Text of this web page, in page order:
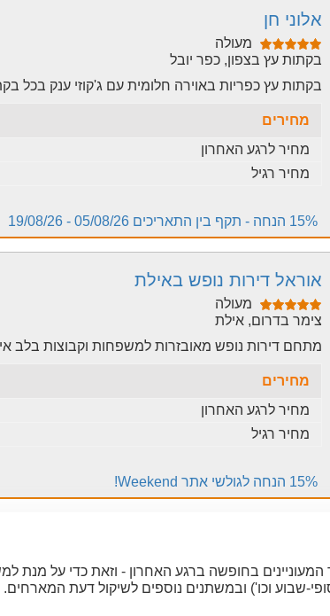
אלוני חן
מעולה
בקתות עץ בצפון, כפר יובל
בקתות עץ כפריות באוירה חלומית עם ג'קוזי ענק בכל
מחירים
מחיר לרגע האחרון
מחיר רגיל
15% הנחה - תקף בין התאריכים 05/08/26 - 19/08/26
אוראל דירות נופש באילת
מעולה
צימר בדרום, אילת
מתחם דירות נופש מאובזרות למשפחות וקבוצות בלב
מחירים
מחיר לרגע האחרון
מחיר רגיל
15% הנחה לגולשי אתר Weekend!
בחופשה ברגע האחרון - וזאת כדי על מנת
שבוע וכו') ובמשתנים נוספים לשיקול דעת המארחים.